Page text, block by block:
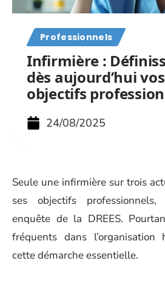
Professionnels
Infirmière :
dès aujourd’hui vos
objectifs
24/08/2025
Seule une infirmière sur trois
ses objectifs
enquête de la DREES.
fréquents dans l’organisation
cette démarche essentielle.